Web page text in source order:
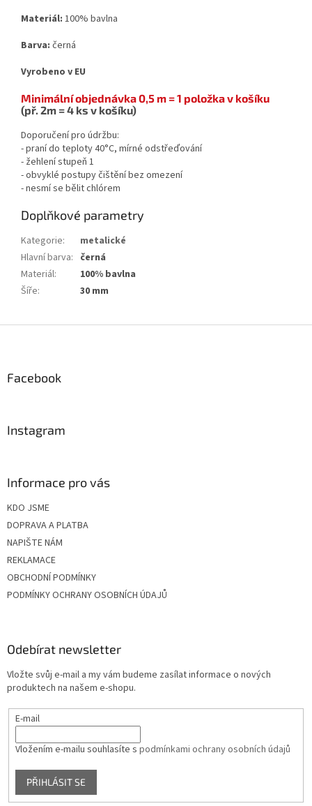
Materiál: 100% bavlna
Barva: černá
Vyrobeno v EU
Minimální objednávka 0,5 m = 1 položka v košíku
(př. 2m = 4 ks v košíku)
Doporučení pro údržbu:
- praní do teploty 40°C, mírné odstřeďování
- žehlení stupeň 1
- obvyklé postupy čištění bez omezení
- nesmí se bělit chlórem
Doplňkové parametry
Kategorie:
metalické
Hlavní barva: černá
Materiál:
100% bavlna
Šíře: 30 mm
Facebook
Instagram
Informace pro vás
KDO JSME
DOPRAVA A PLATBA
NAPIŠTE NÁM
REKLAMACE
OBCHODNÍ PODMÍNKY
PODMÍNKY OCHRANY OSOBNÍCH ÚDAJŮ
Odebírat newsletter
Vložte svůj e-mail a my vám budeme zasílat informace o nových
produktech na našem e-shopu.
E-mail
Vložením e-mailu souhlasíte s podmínkami ochrany osobních údajů
PŘIHLÁSIT SE